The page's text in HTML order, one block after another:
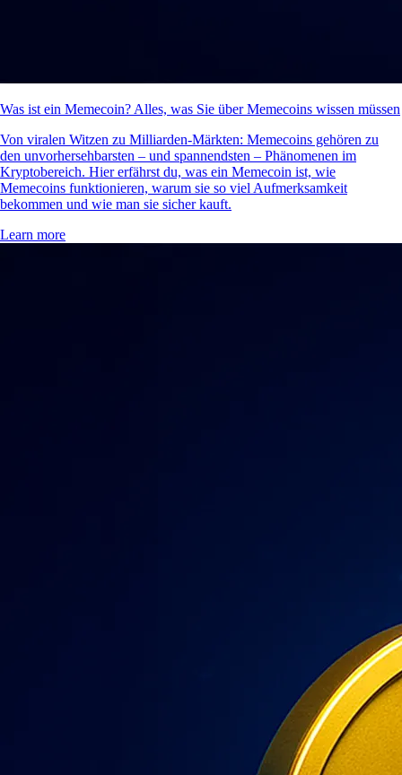
Was ist ein Memecoin? Alles, was Sie über Memecoins wissen müssen
Von viralen Witzen zu Milliarden-Märkten: Memecoins gehören zu
den unvorhersehbarsten – und spannendsten – Phänomenen im
Kryptobereich. Hier erfährst du, was ein Memecoin ist, wie
Memecoins funktionieren, warum sie so viel Aufmerksamkeit
bekommen und wie man sie sicher kauft.
Learn more